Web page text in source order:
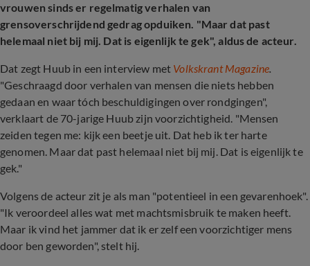
vrouwen sinds er regelmatig verhalen van
grensoverschrijdend gedrag opduiken. "Maar dat past
helemaal niet bij mij. Dat is eigenlijk te gek", aldus de acteur.
Dat zegt Huub in een interview met Volkskrant Magazine.
"Geschraagd door verhalen van mensen die niets hebben
gedaan en waar tóch beschuldigingen over rondgingen",
verklaart de 70-jarige Huub zijn voorzichtigheid. "Mensen
zeiden tegen me: kijk een beetje uit. Dat heb ik ter harte
genomen. Maar dat past helemaal niet bij mij. Dat is eigenlijk te
gek."
Volgens de acteur zit je als man "potentieel in een gevarenhoek".
"Ik veroordeel alles wat met machtsmisbruik te maken heeft.
Maar ik vind het jammer dat ik er zelf een voorzichtiger mens
door ben geworden", stelt hij.